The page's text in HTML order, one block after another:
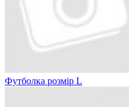
Футболка розмір L